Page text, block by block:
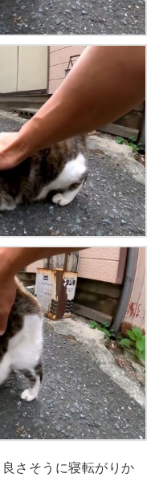
さそうに寝転がりか